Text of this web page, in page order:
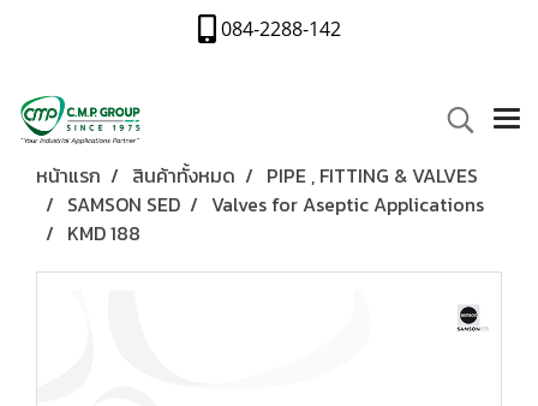
084-2288-142
หน้าแรก สินค้าทั้งหมด
PIPE , FITTING & VALVES
SAMSON SED
Valves for Aseptic Applications
KMD 188